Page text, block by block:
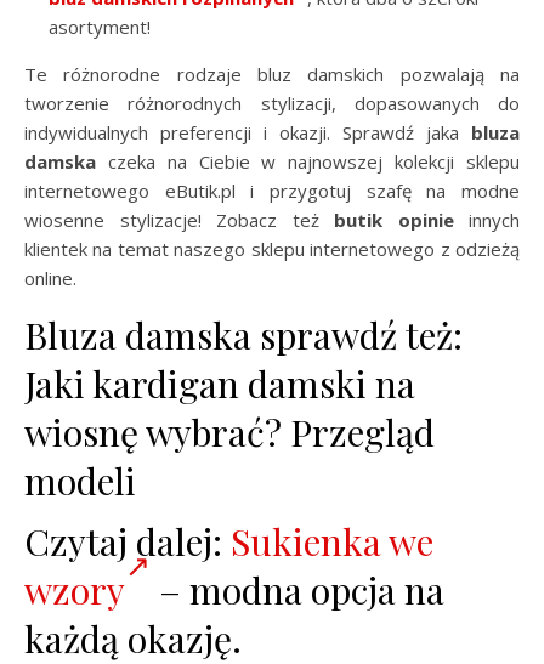
asortyment!
Te różnorodne rodzaje bluz damskich pozwalają na
tworzenie różnorodnych stylizacji, dopasowanych do
indywidualnych preferencji i okazji. Sprawdź jaka bluza
damska czeka na Ciebie w najnowszej kolekcji sklepu
internetowego eButik.pl i przygotuj szafę na modne
wiosenne stylizacje! Zobacz też butik opinieinnych
klientek na temat naszego sklepu internetowego z odzieżą
online.
Bluza damska sprawdź też:
Jaki kardigan damski na
wiosnę wybrać? Przegląd
modeli
Czytaj dalej: Sukienka we
wzory
– modna opcja na
każdą okazję.